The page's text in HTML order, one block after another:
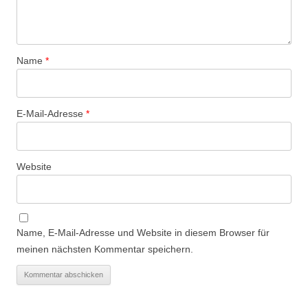
Name *
E-Mail-Adresse *
Website
Name, E-Mail-Adresse und Website in diesem Browser für
meinen nächsten Kommentar speichern.